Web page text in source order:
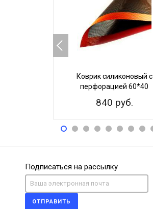
Коврик силиконовый с
перфорацией 60*40
840 руб.
Подписаться на рассылку
ОТПРАВИТЬ